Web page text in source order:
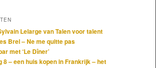
Lelarge van Talen voor talent
Brel – Ne me quitte pas
met ‘Le Dîner’
8 – een huis kopen in Frankrijk – het